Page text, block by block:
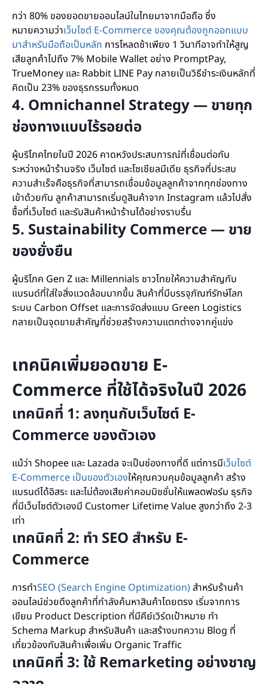
กว่า 80% ของยอดขายออนไลน์ในไทยมาจากมือถือ ซึ่ง
หมายความว่าเว็บไซต์ E-Commerce ของคุณต้องถูกออกแบบ
มาสำหรับมือถือเป็นหลัก การโหลดช้าเพียง 1 วินาทีอาจทำให้สูญ
เสียลูกค้าไปถึง 7% Mobile Wallet อย่าง PromptPay,
TrueMoney และ Rabbit LINE Pay กลายเป็นวิธีชำระเงินหลักที่
คิดเป็น 23% ของธุรกรรมทั้งหมด
4. Omnichannel Strategy — ขายทุก
ช่องทางแบบไร้รอยต่อ
ผู้บริโภคไทยในปี 2026 คาดหวังประสบการณ์ที่เชื่อมต่อกัน
ระหว่างหน้าร้านจริง เว็บไซต์ และโซเชียลมีเดีย ธุรกิจที่ประสบ
ความสำเร็จคือธุรกิจที่สามารถเชื่อมข้อมูลลูกค้าจากทุกช่องทาง
เข้าด้วยกัน ลูกค้าสามารถเริ่มดูสินค้าจาก Instagram แล้วไปสั่ง
ซื้อที่เว็บไซต์ และรับสินค้าหน้าร้านได้อย่างราบรื่น
5. Sustainability Commerce — ขาย
ของยั่งยืน
ผู้บริโภค Gen Z และ Millennials ชาวไทยให้ความสำคัญกับ
แบรนด์ที่ใส่ใจสิ่งแวดล้อมมากขึ้น สินค้าที่มีบรรจุภัณฑ์รักษ์โลก
ระบบ Carbon Offset และการจัดส่งแบบ Green Logistics
กลายเป็นจุดขายสำคัญที่ช่วยสร้างความแตกต่างจากคู่แข่ง
เทคนิคเพิ่มยอดขาย E-
Commerce ที่ใช้ได้จริงในปี 2026
เทคนิคที่ 1: ลงทุนกับเว็บไซต์ E-
Commerce ของตัวเอง
แม้ว่า Shopee และ Lazada จะเป็นช่องทางที่ดี แต่การมีเว็บไซต์
E-Commerce เป็นของตัวเองให้คุณควบคุมข้อมูลลูกค้า สร้าง
แบรนด์ได้อิสระ และไม่ต้องเสียค่าคอมมิชชั่นให้แพลตฟอร์ม ธุรกิจ
ที่มีเว็บไซต์ตัวเองมี Customer Lifetime Value สูงกว่าถึง 2-3
เท่า
เทคนิคที่ 2: ทำ SEO สำหรับ E-
Commerce
การทำSEO (Search Engine Optimization)สำหรับร้านค้า
ออนไลน์ช่วยดึงลูกค้าที่กำลังค้นหาสินค้าโดยตรง เริ่มจากการ
เขียน Product Description ที่มีคีย์เวิร์ดเป้าหมาย ทำ
Schema Markup สำหรับสินค้า และสร้างบทความ Blog ที่
เกี่ยวข้องกับสินค้าเพื่อเพิ่ม Organic Traffic
เทคนิคที่ 3: ใช้ Remarketing อย่างชาญ